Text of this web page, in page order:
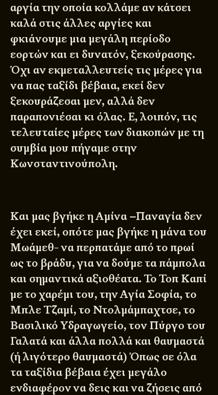
αργία την οποία κολλάμε αν κάτσει
καλά στις άλλες αργίες και
φκιάνουμε μια μεγάλη περίοδο
εορτών και ει δυνατόν, ξεκούρασης.
Όχι αν εκμεταλλευτείς τις μέρες για
να πας ταξίδι βέβαια, εκεί δεν
ξεκουράζεσαι μεν, αλλά δεν
παραπονιέσαι κι όλας. Ε, λοιπόν, τις
τελευταίες μέρες των διακοπών με τη
συμβία μου πήγαμε στην
Κωνσταντινούπολη.
Και μας βγήκε η Αμίνα –Παναγία δεν
έχει εκεί, οπότε μας βγήκε η μάνα του
Μωάμεθ- να περπατάμε από το πρωί
ως το βράδυ, για να δούμε τα πάμπολα
και σημαντικά αξιοθέατα. Το Τοπ Καπί
με το χαρέμι του, την Αγία Σοφία, το
Μπλε Τζαμί, το Ντολμάμπαχτσε, το
Βασιλικό Υδραγωγείο, τον Πύργο του
Γαλατά και άλλα πολλά και θαυμαστά
(ή λιγότερο θαυμαστά) Όπως σε όλα
τα ταξίδια βέβαια έχει μεγάλο
ενδιαφέρον να δεις και να ζήσεις από